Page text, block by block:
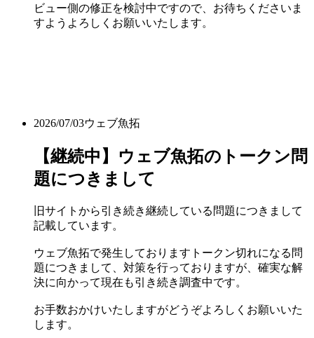
ビュー側の修正を検討中ですので、お待ちくださいま
すようよろしくお願いいたします。
2026/07/03ウェブ魚拓
【継続中】ウェブ魚拓のトークン問
題につきまして
旧サイトから引き続き継続している問題につきまして
記載しています。
ウェブ魚拓で発生しておりますトークン切れになる問
題につきまして、対策を行っておりますが、確実な解
決に向かって現在も引き続き調査中です。
お手数おかけいたしますがどうぞよろしくお願いいた
します。